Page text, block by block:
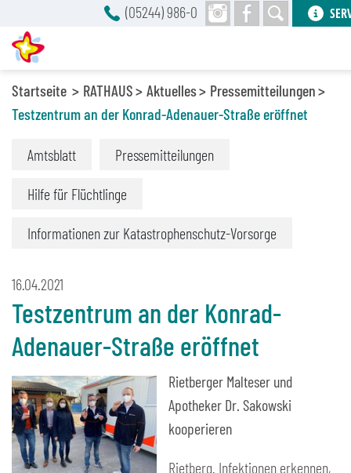
Startseite RATHAUS Aktuelles
Pressemitteilungen
Testzentrum an der Konrad-Adenauer-Straße eröffnet
Amtsblatt Pressemitteilungen
Hilfe für Flüchtlinge
Informationen zur Katastrophenschutz-Vorsorge
16.04.2021
Testzentrum an der Konrad-
Adenauer-Straße eröffnet
Rietberger Malteser und
Apotheker Dr. Sakowski
kooperieren
Rietberg. Infektionen erkennen,
(05244) 986-0